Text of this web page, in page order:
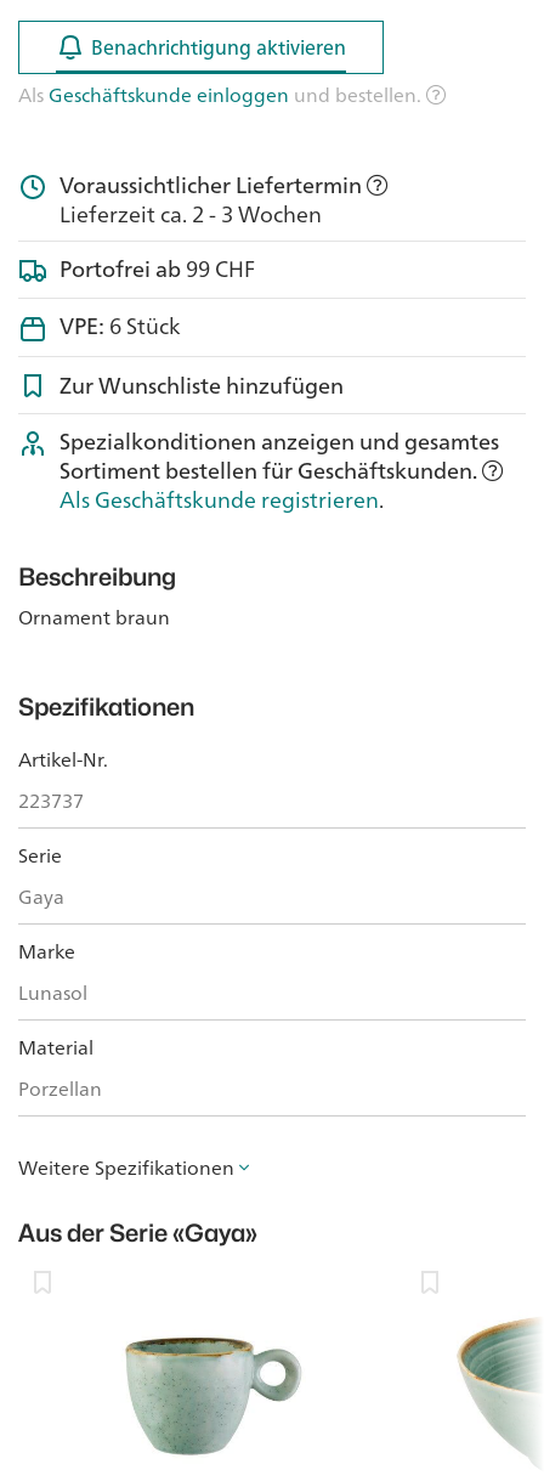
Benachrichtigung aktivieren
Benachrichtigung aktivieren
AlsGeschäftskunde einloggen und bestellen.
Voraussichtlicher Liefertermin
Lieferzeit ca. 2 - 3 Wochen
Portofrei ab99 CHF
VPE:6 Stück
Zur Wunschliste hinzufügen
Spezialkonditionen anzeigen und gesamtes
Sortiment bestellen für Geschäftskunden.
Als Geschäftskunde registrieren.
Beschreibung
Ornament braun
Spezifikationen
Artikel-Nr.
223737
Serie
Gaya
Marke
Lunasol
Material
Porzellan
Weitere Spezifikationen
Aus der Serie«Gaya»